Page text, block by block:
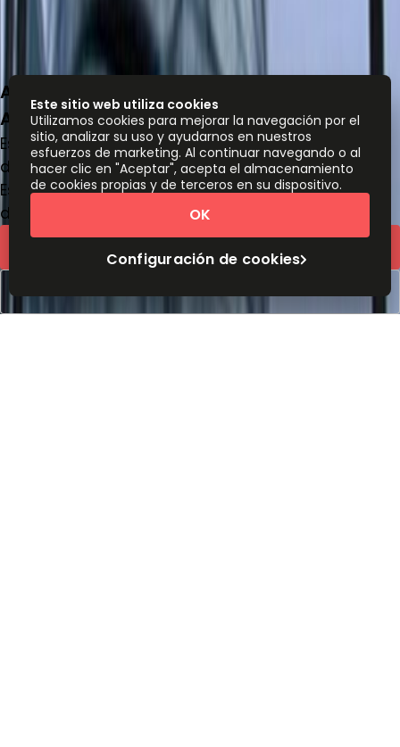
Av Eloy Alfaro E6-24, y Calle Francisco
Andrade Marin, 170518
Espacio de oficina
de
$205 persona/mes
Escritorios de coworking
de
Reservar una visita
Este sitio web utiliza cookies
Utilizamos cookies para mejorar la navegación por el
sitio, analizar su uso y ayudarnos en nuestros
esfuerzos de marketing. Al continuar navegando o al
hacer clic en "Aceptar", acepta el almacenamiento
de cookies propias y de terceros en su dispositivo.
Configuración de cookies
OK